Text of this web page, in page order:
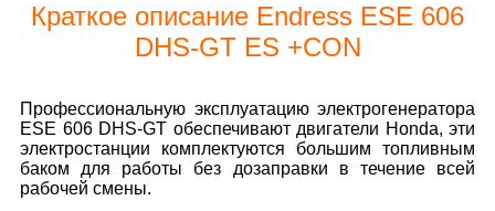
Краткое описание Endress ESE 606
DHS-GT ES +CON
Профессиональную эксплуатацию электрогенератора
ESE 606 DHS-GT обеспечивают двигатели Honda, эти
электростанции комплектуются большим топливным
баком для работы без дозаправки в течение всей
рабочей смены.